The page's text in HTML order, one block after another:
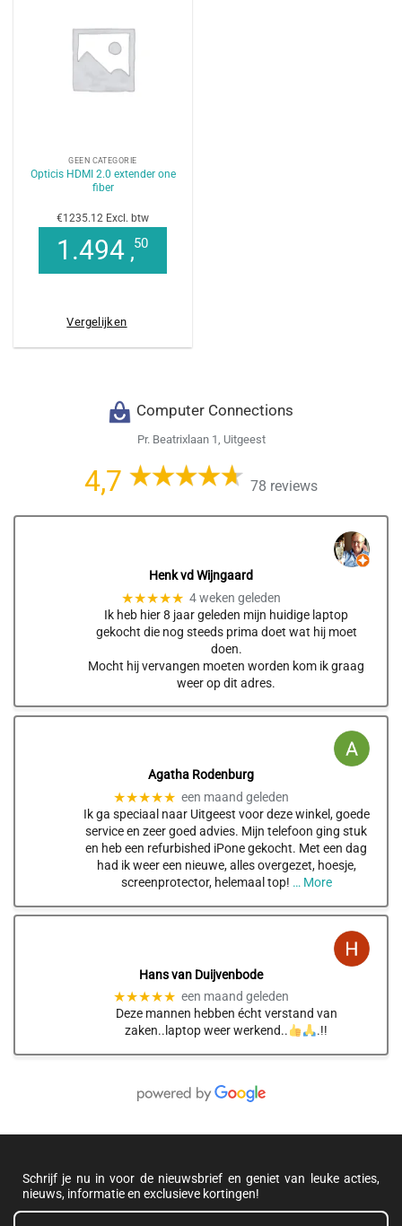
GEEN CATEGORIE
Opticis HDMI 2.0 extender one
fiber
€1235.12 Excl. btw
1.494 ,50
Vergelijken
Computer Connections
Pr. Beatrixlaan 1, Uitgeest
4,7 78 reviews
Henk vd Wijngaard
★★★★★ 4 weken geleden
Ik heb hier 8 jaar geleden mijn huidige laptop
gekocht die nog steeds prima doet wat hij moet
doen.
Mocht hij vervangen moeten worden kom ik graag
weer op dit adres.
Agatha Rodenburg
★★★★★ een maand geleden
Ik ga speciaal naar Uitgeest voor deze winkel, goede
service en zeer goed advies. Mijn telefoon ging stuk
en heb een refurbished iPone gekocht. Met een dag
had ik weer een nieuwe, alles overgezet, hoesje,
screenprotector, helemaal top! … More
Hans van Duijvenbode
★★★★★ een maand geleden
Deze mannen hebben écht verstand van
zaken..laptop weer werkend..
.!!
Schrijf je nu in voor de nieuwsbrief en geniet van leuke acties,
nieuws, informatie en exclusieve kortingen!